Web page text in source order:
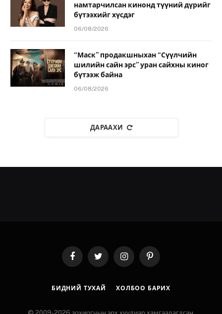
намтарчилсан кинонд түүний дүрийг
бүтээхийг хүсдэг
06/08/2026
“Маск” продакшныхан “Сүүлчийн
шилийн сайн эрс” уран сайхны киног
бүтээж байна
06/08/2026
ДАРААХИ
FacebookTwitter InstagramPinterest
БИДНИЙ ТУХАЙ ХОЛБОО БАРИХ